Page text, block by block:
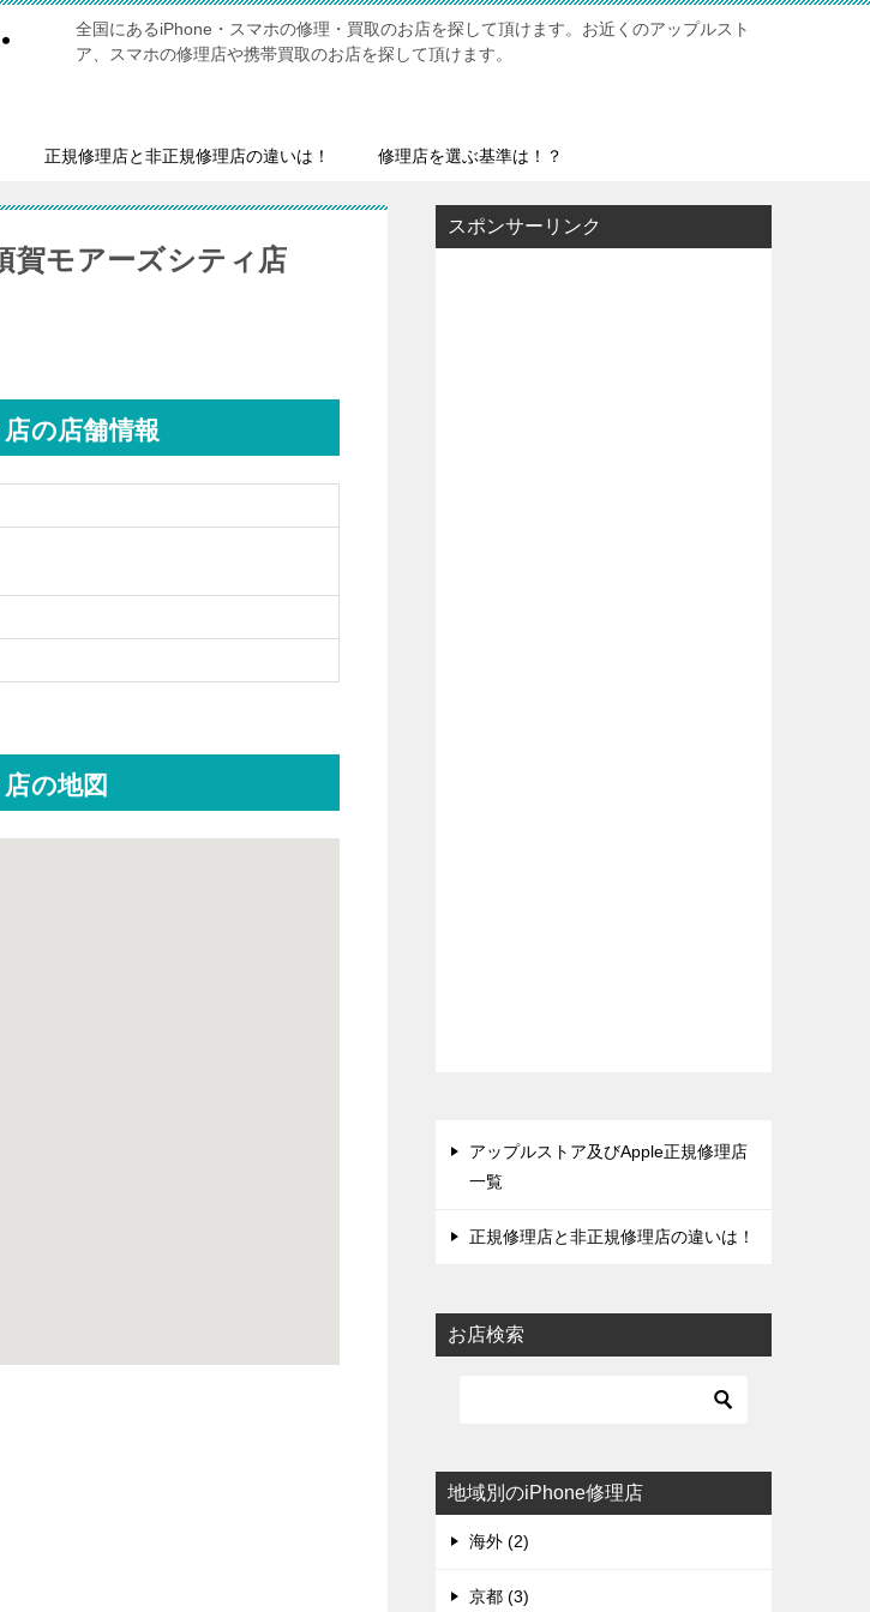
全国にあるiPhone・スマホの修理・買取のお店を探して頂けます。お近くのアップルスト
ア、スマホの修理店や携帯買取のお店を探して頂けます。
正規修理店と非正規修理店の違いは！ 修理店を選ぶ基準は！？
賀モアーズシティ店
の店舗情報
の地図
スポンサーリンク
アップルストア及びApple正規修理店
一覧
正規修理店と非正規修理店の違いは！
お店検索
地域別のiPhone修理店
海外 (2)
京都 (3)